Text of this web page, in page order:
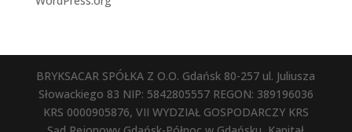
BRYKSACAR SPÓŁKA Z O.O. Gdańsk 80-257 ul. Juliusza
Słowackiego 83 NIP: 5842805557 REGON: 389196036
KRS 0000905876, VII WYDZIAŁ GOSPODARCZY KRS